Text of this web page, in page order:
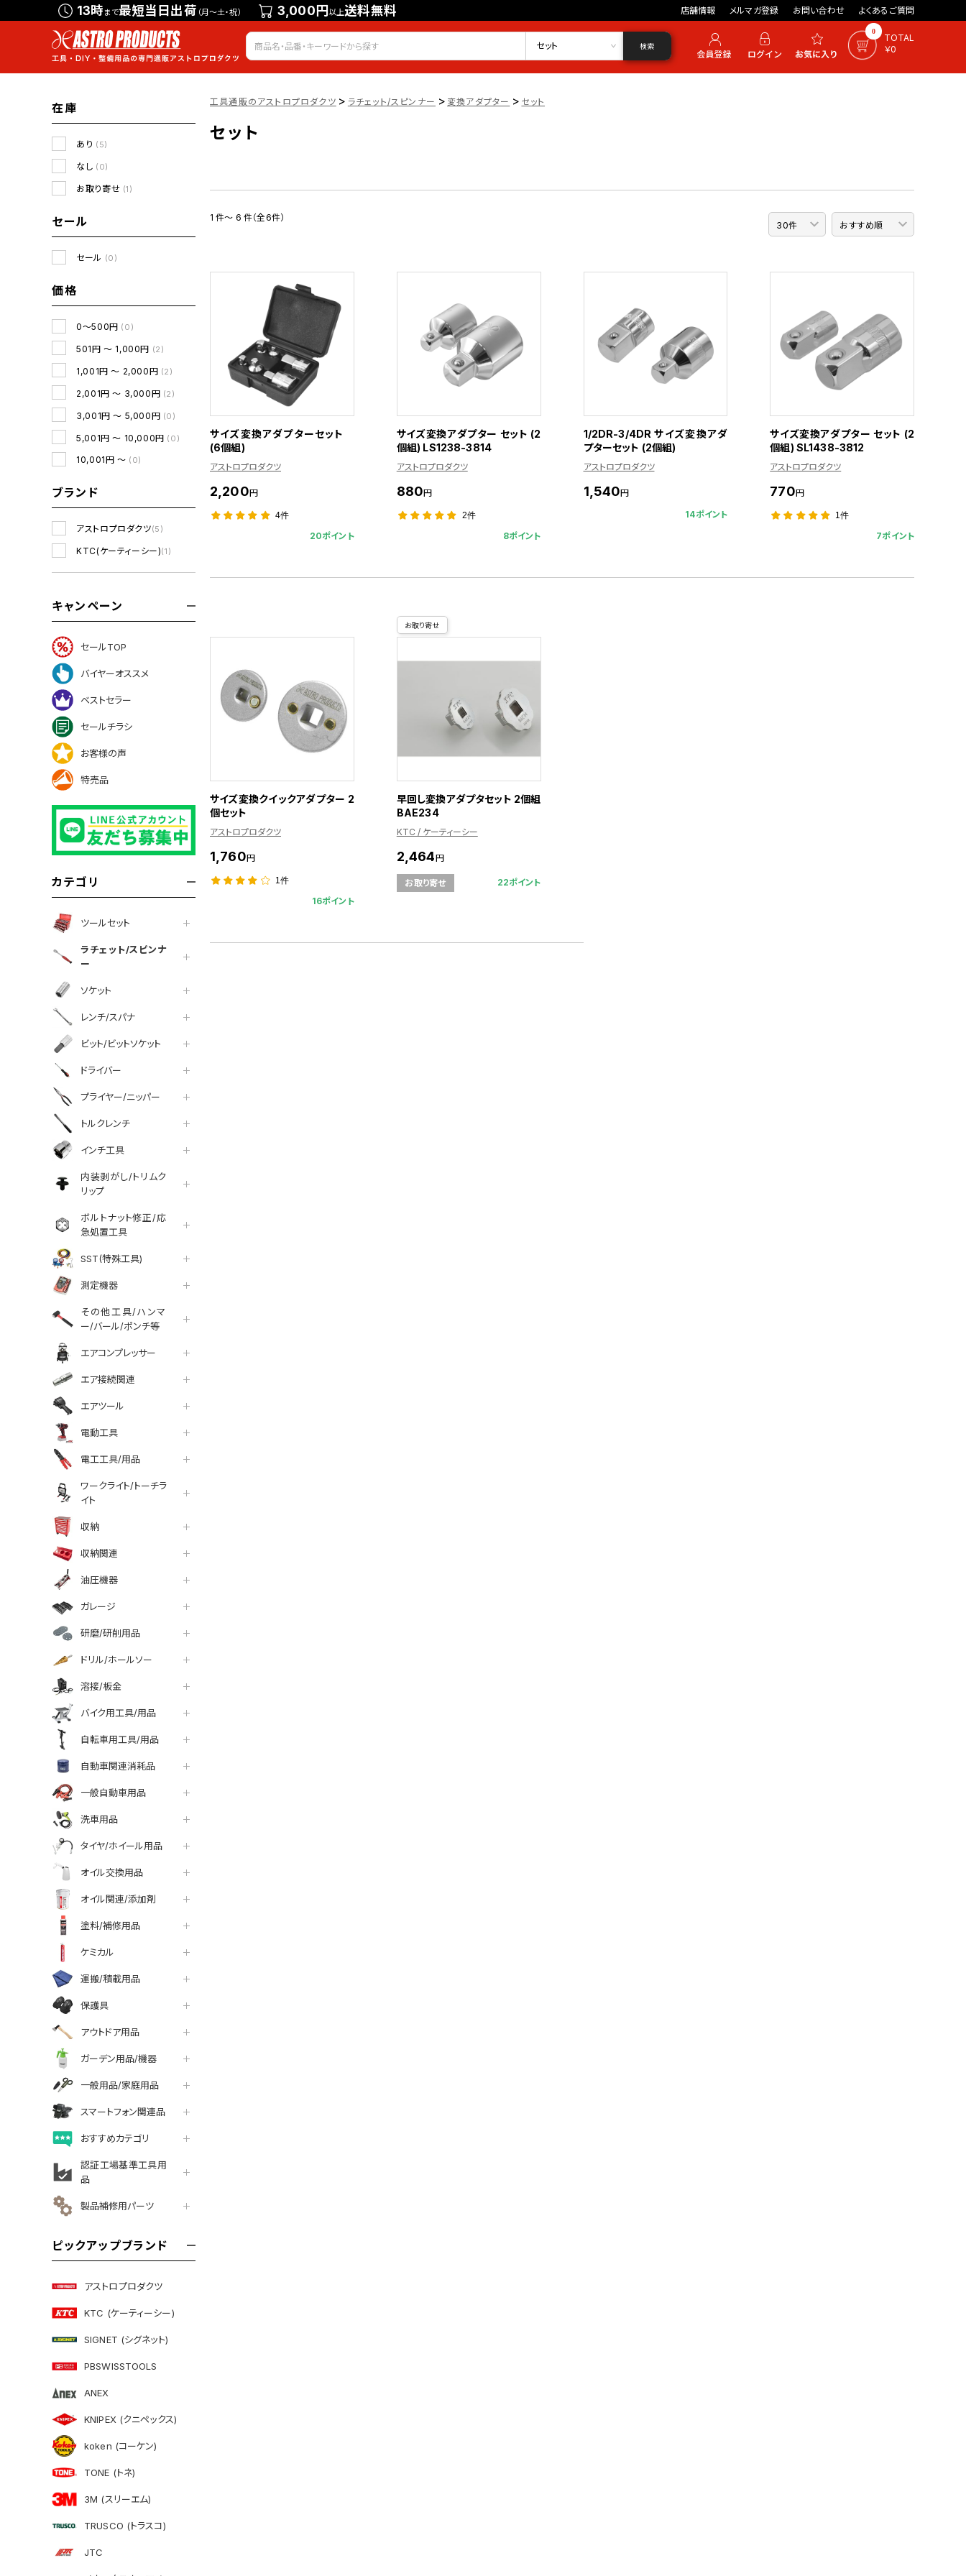
13時まで最短当日出荷 （月～土・祝） 3,000円以上送料無料 店舗情報 メルマガ登録 お問い合わせ よくあるご質問
会員登録 ログイン お気に入り 0
TOTAL
￥0
セット 検索
在庫
あり (5)
なし (0)
お取り寄せ (1)
セール
セール (0)
価格
0～500円 (0)
501円 ～ 1,000円 (2)
1,001円 ～ 2,000円 (2)
2,001円 ～ 3,000円 (2)
3,001円 ～ 5,000円 (0)
5,001円 ～ 10,000円 (0)
10,001円 ～ (0)
ブランド
アストロプロダクツ(5)
KTC(ケーティーシー)(1)
キャンペーン
セールTOP
バイヤーオススメ
ベストセラー
セールチラシ
お客様の声
特売品
カテゴリ
ツールセット
ラチェット/スピンナ
ー
ソケット
レンチ/スパナ
ビット/ビットソケット
ドライバー
プライヤー/ニッパー
トルクレンチ
インチ工具
内装剥がし/トリムク
リップ
ボルトナット修正/応
急処置工具
SST(特殊工具)
測定機器
その他工具/ハンマ
ー/バール/ポンチ等
エアコンプレッサー
エア接続関連
エアツール
電動工具
電工工具/用品
ワークライト/トーチラ
イト
収納
収納関連
油圧機器
ガレージ
研磨/研削用品
ドリル/ホールソー
溶接/板金
バイク用工具/用品
自転車用工具/用品
自動車関連消耗品
一般自動車用品
洗車用品
タイヤ/ホイール用品
オイル交換用品
オイル関連/添加剤
塗料/補修用品
ケミカル
運搬/積載用品
保護具
アウトドア用品
ガーデン用品/機器
一般用品/家庭用品
スマートフォン関連品
おすすめカテゴリ
認証工場基準工具用
品
製品補修用パーツ
ピックアップブランド
アストロプロダクツ
KTC (ケーティーシー)
SIGNET (シグネット)
PBSWISSTOOLS
ANEX
KNIPEX (クニペックス)
koken (コーケン)
TONE (トネ)
3M (スリーエム)
TRUSCO (トラスコ)
JTC
工具通販のアストロプロダクツ > ラチェット/スピンナー > 変換アダプター > セット
セット
1 件～ 6 件（全6件）
サイズ変換アダプターセット
(6個組)
アストロプロダクツ
2,200円
4件
20ポイント
サイズ変換アダプター セット (2
個組) LS1238-3814
アストロプロダクツ
880円
2件
8ポイント
1/2DR-3/4DR サイズ変換アダ
プターセット (2個組)
アストロプロダクツ
1,540円
14ポイント
サイズ変換アダプター セット (2
個組) SL1438-3812
アストロプロダクツ
770円
1件
7ポイント
サイズ変換クイックアダプター 2
個セット
アストロプロダクツ
1,760円
1件
16ポイント
お取り寄せ
早回し変換アダプタセット 2個組
BAE234
KTC / ケーティーシー
2,464円
お取り寄せ 22ポイント